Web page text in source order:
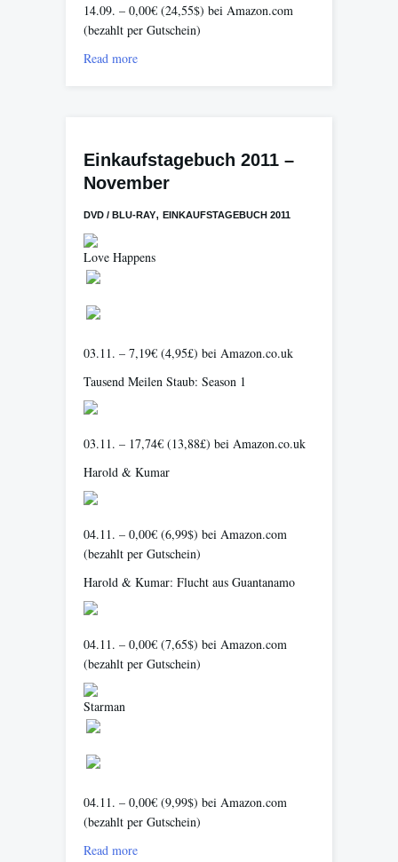
14.09. – 0,00€ (24,55$) bei Amazon.com
(bezahlt per Gutschein)
Read more
Einkaufstagebuch 2011 –
November
DVD / BLU-RAY, EINKAUFSTAGEBUCH 2011
Love Happens
03.11. – 7,19€ (4,95£) bei Amazon.co.uk
Tausend Meilen Staub: Season 1
03.11. – 17,74€ (13,88£) bei Amazon.co.uk
Harold & Kumar
04.11. – 0,00€ (6,99$) bei Amazon.com
(bezahlt per Gutschein)
Harold & Kumar: Flucht aus Guantanamo
04.11. – 0,00€ (7,65$) bei Amazon.com
(bezahlt per Gutschein)
Starman
04.11. – 0,00€ (9,99$) bei Amazon.com
(bezahlt per Gutschein)
Read more